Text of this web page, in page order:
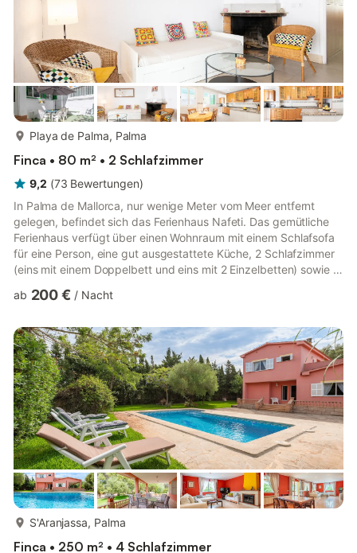
Playa de Palma, Palma
Finca • 80 m² • 2 Schlafzimmer
9,2 (73 Bewertungen)
In Palma de Mallorca, nur wenige Meter vom Meer entfernt
gelegen, befindet sich das Ferienhaus Nafeti. Das gemütliche
Ferienhaus verfügt über einen Wohnraum mit einem Schlafsofa
für eine Person, eine gut ausgestattete Küche, 2 Schlafzimmer
(eins mit einem Doppelbett und eins mit 2 Einzelbetten) sowie 2
Ausstattung gehören außerdem WLAN, ein Kamin, ein Babybett
ein Innenhof, der mit einem Grill, einer Waschmaschine sowie
einer Sitzgelegenheit unter einem Sonnenschirm ausgestattet...
ab 200 € / Nacht
S'Aranjassa, Palma
Finca • 250 m² • 4 Schlafzimmer